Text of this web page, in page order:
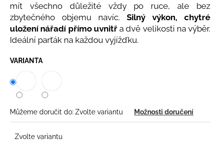
mít všechno důležité vždy po ruce, ale bez
zbytečného objemu navíc. Silný výkon, chytré
uložení nářadí přímo uvnitřa dvě velikosti na výběr.
Ideální parťák na každou vyjížďku.
VARIANTA
Můžeme doručit do: Zvolte variantu Možnosti doručení
Zvolte variantu
HLEDAT
o
o
u
č